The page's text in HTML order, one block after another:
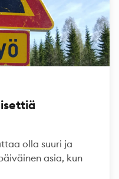
olla suuri ja
asia, kun